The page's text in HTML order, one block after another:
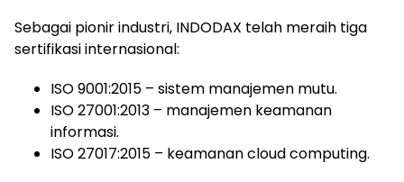
Sebagai pionir industri, INDODAX telah meraih tiga
sertifikasi internasional:
ISO 9001:2015 – sistem manajemen mutu.
ISO 27001:2013 – manajemen keamanan
informasi.
ISO 27017:2015 – keamanan cloud computing.